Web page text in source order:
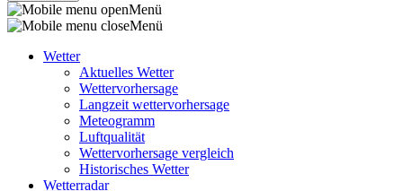
Menü
Menü
Wetter
Aktuelles Wetter
Wettervorhersage
Langzeit wettervorhersage
Meteogramm
Luftqualität
Wettervorhersage vergleich
Historisches Wetter
Wetterradar